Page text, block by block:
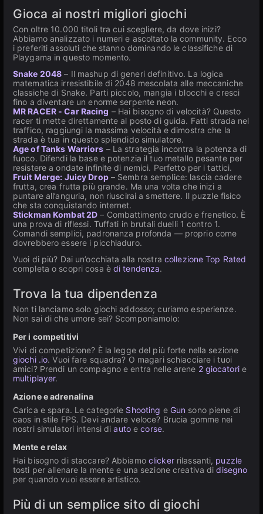
Gioca ai nostri migliori giochi
Con oltre 10.000 titoli tra cui scegliere, da dove inizi?
Abbiamo analizzato i numeri e ascoltato la community. Ecco
i preferiti assoluti che stanno dominando le classifiche di
Playgama in questo momento.
Snake 2048 – Il mashup di generi definitivo. La logica
matematica irresistibile di 2048 mescolata alle meccaniche
classiche di Snake. Parti piccolo, mangia i blocchi e cresci
fino a diventare un enorme serpente neon.
MR RACER - Car Racing – Hai bisogno di velocità? Questo
racer ti mette direttamente al posto di guida. Fatti strada nel
traffico, raggiungi la massima velocità e dimostra che la
strada è tua in questo splendido simulatore.
Age of Tanks Warriors – La strategia incontra la potenza di
fuoco. Difendi la base e potenzia il tuo metallo pesante per
resistere a ondate infinite di nemici. Perfetto per i tattici.
Fruit Merge: Juicy Drop– Sembra semplice: lascia cadere
frutta, crea frutta più grande. Ma una volta che inizi a
puntare all’anguria, non riuscirai a smettere. Il puzzle fisico
che sta conquistando internet.
Stickman Kombat 2D – Combattimento crudo e frenetico. È
una prova di riflessi. Tuffati in brutali duelli 1 contro 1.
Comandi semplici, padronanza profonda — proprio come
dovrebbero essere i picchiaduro.
Vuoi di più? Dai un’occhiata alla nostra collezione Top Rated
completa o scopri cosa è di tendenza.
Trova la tua dipendenza
Non ti lanciamo solo giochi addosso; curiamo esperienze.
Non sai di che umore sei? Scomponiamolo:
Per i competitivi
Vivi di competizione? È la legge del più forte nella sezione
giochi .io. Vuoi fare squadra? O magari schiacciare i tuoi
amici? Prendi un compagno e entra nelle arene 2 giocatorie
multiplayer.
Azione e adrenalina
Carica e spara. Le categorie Shooting e Gun sono piene di
caos in stile FPS. Devi andare veloce? Brucia gomme nei
nostri simulatori intensi diautoecorse.
Mente e relax
Hai bisogno di staccare? Abbiamo clickerrilassanti, puzzle
tosti per allenare la mente e una sezione creativa didisegno
per quando vuoi essere artistico.
Più di un semplice sito di giochi